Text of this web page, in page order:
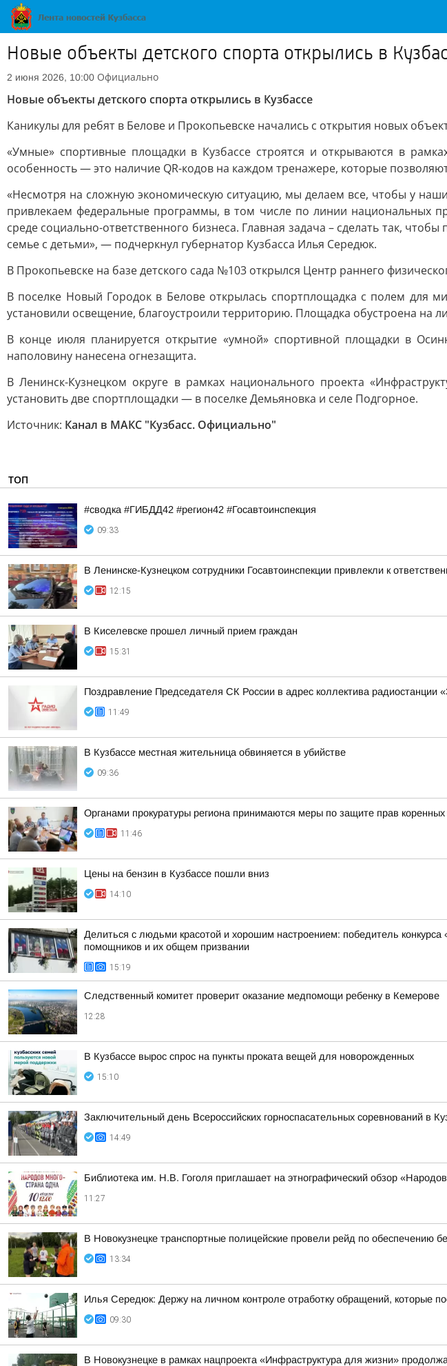
Новые объекты детского спорта открылись в
2 июня 2026, 10:00 Официально
Новые объекты детского спорта открылись в Кузбассе
Каникулы для ребят в Белове и Прокопьевске начались с открытия новых
«Умные» спортивные площадки в Кузбассе строятся и открываются в
особенность — это наличие QR-кодов на каждом тренажере, которые
«Несмотря на сложную экономическую ситуацию, мы делаем все, чтобы у
привлекаем федеральные программы, в том числе по линии национальных
среде социально-ответственного бизнеса. Главная задача – сделать так,
семье с детьми», — подчеркнул губернатор Кузбасса Илья Середюк.
В Прокопьевске на базе детского сада №103 открылся Центр раннего
В поселке Новый Городок в Белове открылась спортплощадка с полем для
установили освещение, благоустроили территорию. Площадка обустроена на
В конце июля планируется открытие «умной» спортивной площадки в
наполовину нанесена огнезащита.
В Ленинск-Кузнецком округе в рамках национального проекта
установить две спортплощадки — в поселке Демьяновка и селе Подгорное.
Источник: Канал в МАКС "Кузбасс. Официально"
ТОП
#сводка #ГИБДД42 #регион42 #Госавтоинспекция
09:33
В Ленинске-Кузнецком сотрудники Госавтоинспекции привлекли к
12:15
В Киселевске прошел личный прием граждан
15:31
Поздравление Председателя СК России в адрес коллектива радиостанции
11:49
В Кузбассе местная жительница обвиняется в убийстве
09:36
Органами прокуратуры региона принимаются меры по защите прав
11:46
Цены на бензин в Кузбассе пошли вниз
14:10
Делиться с людьми красотой и хорошим настроением: победитель
помощников и их общем призвании
15:19
Следственный комитет проверит оказание медпомощи ребенку в Кемерове
12:28
В Кузбассе вырос спрос на пункты проката вещей для новорожденных
15:10
Заключительный день Всероссийских горноспасательных соревнований в
14:49
Библиотека им. Н.В. Гоголя приглашает на этнографический обзор
11:27
В Новокузнецке транспортные полицейские провели рейд по обеспечению
13:34
Илья Середюк: Держу на личном контроле отработку обращений, которые
09:30
В Новокузнецке в рамках нацпроекта «Инфраструктура для жизни»